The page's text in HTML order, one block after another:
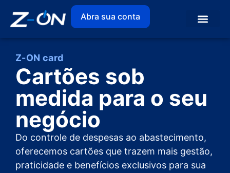
Abra sua conta
Z-ON card
Cartões sob
medida para o seu
negócio
Do controle de despesas ao abastecimento,
oferecemos cartões que trazem mais gestão,
praticidade e benefícios exclusivos para sua